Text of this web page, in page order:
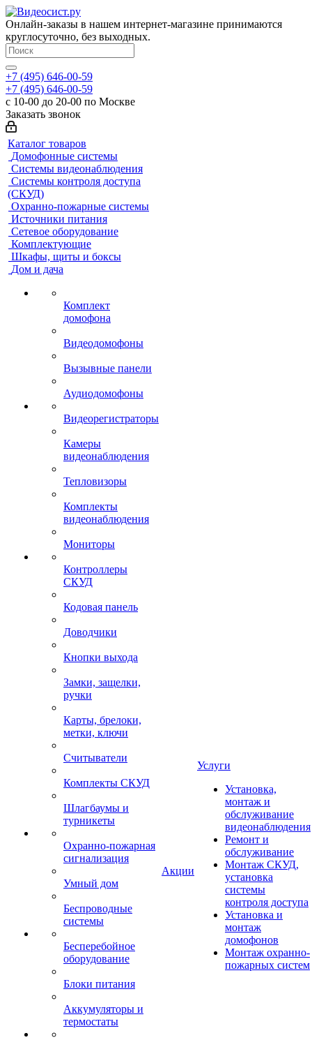
Онлайн-заказы в нашем интернет-магазине принимаются
круглосуточно, без выходных.
+7 (495) 646-00-59
+7 (495) 646-00-59
с 10-00 до 20-00 по Москве
Заказать звонок
Каталог товаров
Домофонные системы
Системы видеонаблюдения
Системы контроля доступа
(СКУД)
Охранно-пожарные системы
Источники питания
Сетевое оборудование
Комплектующие
Шкафы, щиты и боксы
Дом и дача
Комплект
домофона
Видеодомофоны
Вызывные панели
Аудиодомофоны
Видеорегистраторы
Камеры
видеонаблюдения
Тепловизоры
Комплекты
видеонаблюдения
Мониторы
Контроллеры
СКУД
Кодовая панель
Доводчики
Кнопки выхода
Замки, защелки,
ручки
Карты, брелоки,
метки, ключи
Считыватели
Комплекты СКУД
Шлагбаумы и
турникеты
Охранно-пожарная
сигнализация
Умный дом
Беспроводные
системы
Бесперебойное
оборудование
Блоки питания
Аккумуляторы и
термостаты
Акции
Услуги
Установка,
монтаж и
обслуживание
видеонаблюдения
Ремонт и
обслуживание
Монтаж СКУД,
установка
системы
контроля доступа
Установка и
монтаж
домофонов
Монтаж охранно-
пожарных систем